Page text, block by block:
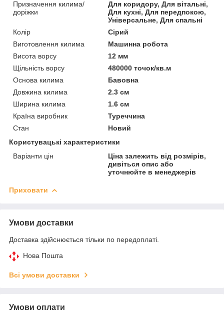
Призначення килима/
доріжки
Для коридору, Для вітальні,
Для кухні, Для передпокою,
Універсальне, Для спальні
Колір
Сірий
Виготовлення килима
Машинна робота
Висота ворсу
12 мм
Щільність ворсу
480000 точок/кв.м
Основа килима
Бавовна
Довжина килима
2.3 см
Ширина килима
1.6 см
Країна виробник
Туреччина
Стан
Новий
Користувацькі характеристики
Варіанти цін
Ціна залежить від розмірів,
дивіться опис або
уточнюйте в менеджерів
Приховати
Умови доставки
Доставка здійснюється тільки по передоплаті.
Нова Пошта
Всі умови доставки
Умови оплати